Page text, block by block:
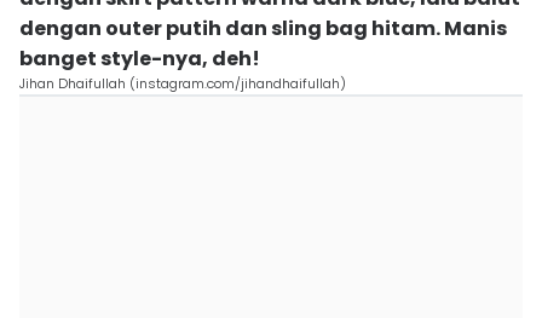
dengan outer putih dan sling bag hitam. Manis
banget style-nya, deh!
Jihan Dhaifullah (instagram.com/jihandhaifullah)